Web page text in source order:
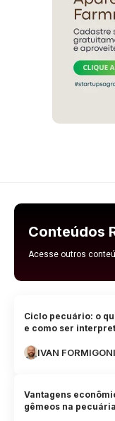
Conteúdos
Acesse outros
Ciclo pecuário: o
e como ser
IVAN
Vantagens
gêmeos na